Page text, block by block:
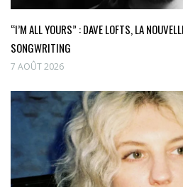
“I’M ALL YOURS” : DAVE LOFTS, LA
SONGWRITING
7 AOÛT 2026